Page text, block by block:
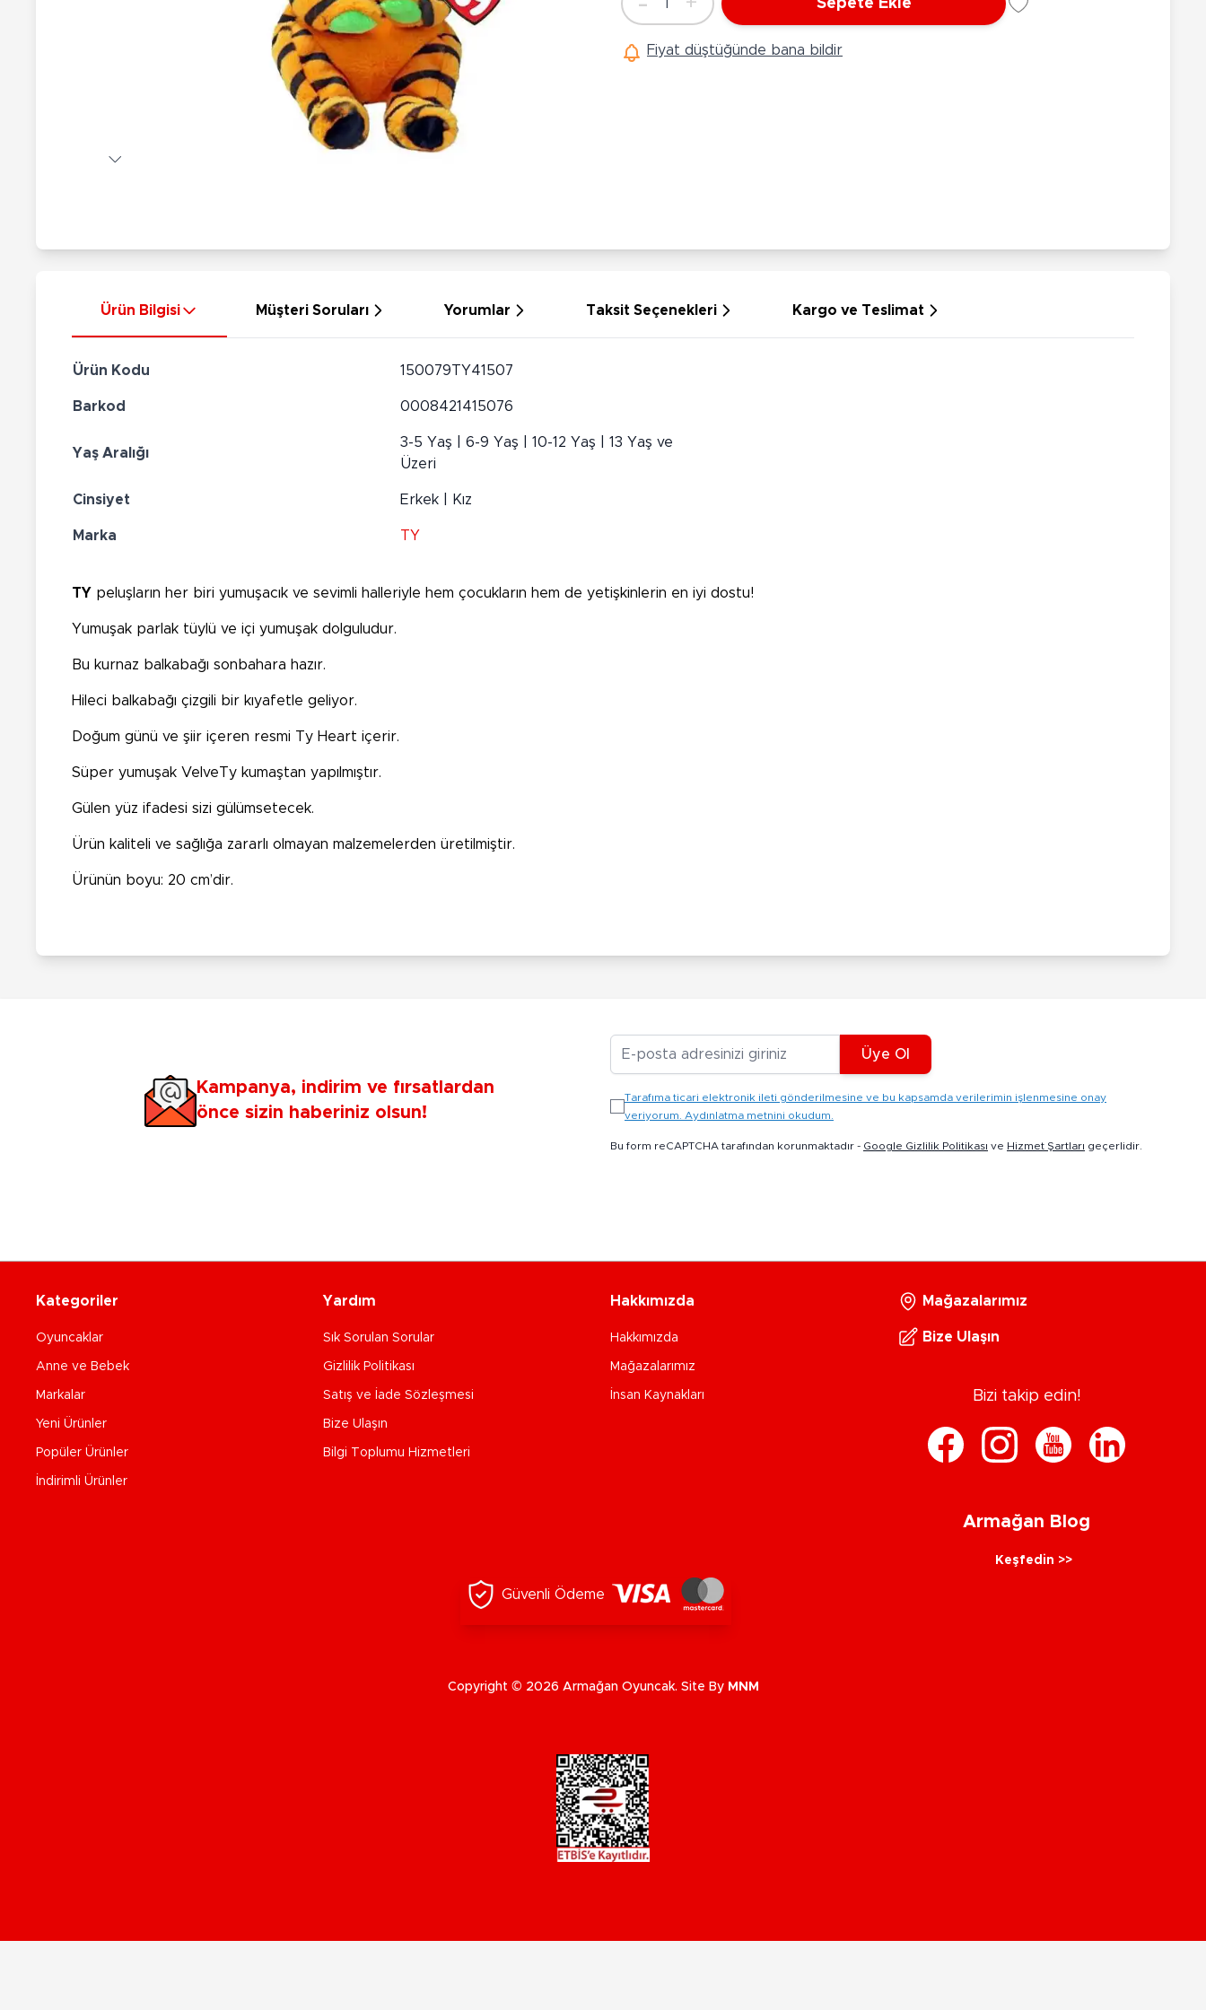
Silah Setleri
Kılıç Setleri
Hobi Oyuncakları
Maketler
Sihirbazlık Setleri
Puzzlelar
Çeşitli Eğlence Oyuncakları
El İşi Setleri
Bebek Araç Gereçleri
Ürünleri
Akülü Araçlar
Bin Git Araçlar
Çeşitli Peluşlar
Adet
1 Sepete Ekle
Fiyat düştüğünde bana bildir
Ürün Bilgisi Müşteri Soruları Yorumlar Taksit Seçenekleri Kargo ve Teslimat
Ürün Kodu 150079TY41507
Barkod 0008421415076
Yaş Aralığı
3-5 Yaş | 6-9 Yaş | 10-12 Yaş | 13 Yaş ve
Üzeri
Cinsiyet Erkek | Kız
Marka TY
TY peluşların her biri yumuşacık ve sevimli halleriyle hem çocukların hem de yetişkinlerin en iyi dostu!
Yumuşak parlak tüylü ve içi yumuşak dolguludur.
Bu kurnaz balkabağı sonbahara hazır.
Hileci balkabağı çizgili bir kıyafetle geliyor.
Doğum günü ve şiir içeren resmi Ty Heart içerir.
Süper yumuşak VelveTy kumaştan yapılmıştır.
Gülen yüz ifadesi sizi gülümsetecek.
Ürün kaliteli ve sağlığa zararlı olmayan malzemelerden üretilmiştir.
Ürünün boyu: 20 cm’dir.
Kampanya, indirim ve fırsatlardan
önce sizin haberiniz olsun!
E-posta Adresiniz
Üye Ol
Tarafıma ticari elektronik ileti gönderilmesine ve bu kapsamda verilerimin işlenmesine onay
veriyorum. Aydınlatma metnini okudum.
Bu form reCAPTCHA tarafından korunmaktadır - Google Gizlilik Politikası ve Hizmet Şartları geçerlidir.
Kategoriler
Oyuncaklar
Anne ve Bebek
Markalar
Yeni Ürünler
Popüler Ürünler
İndirimli Ürünler
Yardım
Sık Sorulan Sorular
Gizlilik Politikası
Satış ve İade Sözleşmesi
Bize Ulaşın
Bilgi Toplumu Hizmetleri
Hakkımızda
Hakkımızda
Mağazalarımız
İnsan Kaynakları
Mağazalarımız
Bize Ulaşın
Bizi takip edin!
Armağan Blog
Keşfedin >>
Güvenli Ödeme
Copyright © 2026 Armağan Oyuncak. Site By MNM